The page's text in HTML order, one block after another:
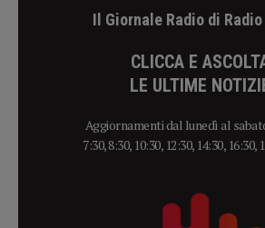
Il Giornale Radio di Radio
CLICCA E
LE ULTIME
Aggiornamenti dal lunedì al
7:30, 8:30, 10:30, 12:30, 14:30, 16:30,